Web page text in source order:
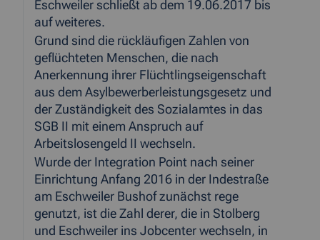
Eschweiler schließt ab dem 19.06.2017 bis
auf weiteres.
Grund sind die rückläufigen Zahlen von
geflüchteten Menschen, die nach
Anerkennung ihrer Flüchtlingseigenschaft
aus dem Asylbewerberleistungsgesetz und
der Zuständigkeit des Sozialamtes in das
SGB II mit einem Anspruch auf
Arbeitslosengeld II wechseln.
Wurde der Integration Point nach seiner
Einrichtung Anfang 2016 in der Indestraße
am Eschweiler Bushof zunächst rege
genutzt, ist die Zahl derer, die in Stolberg
und Eschweiler ins Jobcenter wechseln, in